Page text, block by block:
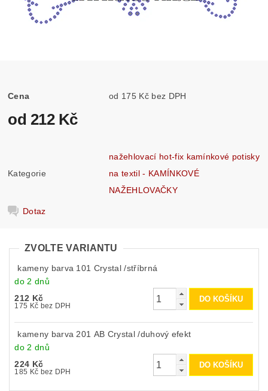
Cena od 175 Kč bez DPH
od 212 Kč
Kategorie
nažehlovací hot-fix kamínkové potisky
na textil - KAMÍNKOVÉ
NAŽEHLOVAČKY
Dotaz
ZVOLTE VARIANTU
kameny barva 101 Crystal /stříbrná
do 2 dnů
212 Kč
175 Kč bez DPH
kameny barva 201 AB Crystal /duhový efekt
do 2 dnů
224 Kč
185 Kč bez DPH